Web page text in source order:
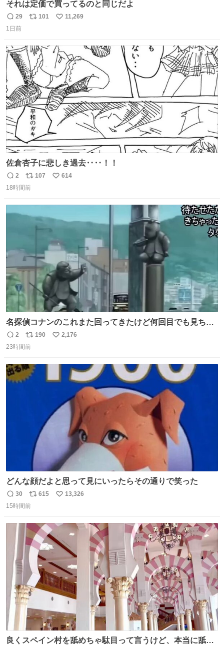
それは定価で買ってるのと同じだよ
返
信
29
リ
ト
数
101
い
数
11,269
1日前
佐倉杏子に悲しき過去‥‥！！
返
信
2
リ
ポ
107
い
614
18時間前
名探偵コナンのこれまた回ってきたけど何回目でも見ちゃ
う魔力あるのよな
返
信
2
リ
ポ
ト
数
190
い
2,176
23時間前
どんな顔だよと思って見にいったらその通りで笑った
返
信
30
リ
ポ
ト
数
615
い
13,326
15時間前
良くスペイン村を舐めちゃ駄目って言うけど、本当に舐め